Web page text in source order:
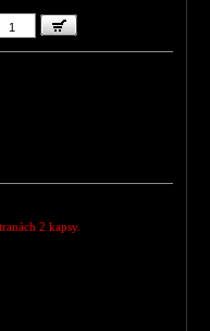
2 kapsy.